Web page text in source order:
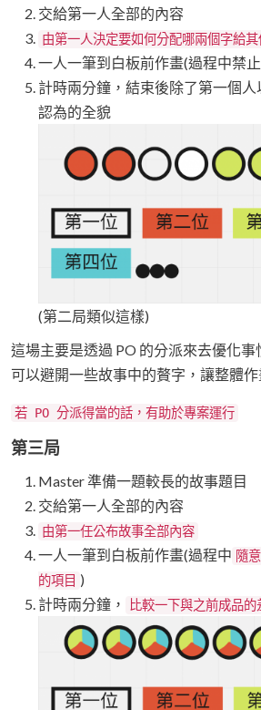
交給第一人全部的內容
由第一人決定要如何分配哪兩個字給
一人一筆到白板前作畫(過程中禁
計時兩分鐘，結束後除了第一個
認為的全貌
(第二局類似這樣)
這場主要是透過 PO 的分派來去優化事
可以避開一些故事中的贅字，讓整體
若 PO 分派得當的話，有助於專案運行
第三局
Master 準備一題較長的故事題目
交給第一人全部的內容
由第一任公布故事全部內容
一人一筆到白板前作畫(過程中 隨
的項目 )
計時兩分鐘，
比較一下與之前成品的